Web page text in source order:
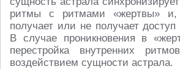
ритмы с ритмами «жертвы» и,
получает или не получает
В случае проникновения в
перестройка внутренних
воздействием сущности астрала.